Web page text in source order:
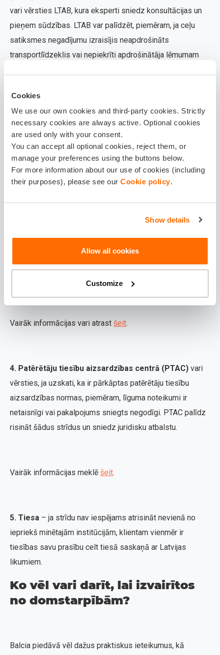
Cookies
We use our own cookies and third-party cookies. Strictly
necessary cookies are always active. Optional cookies
are used only with your consent.
You can accept all optional cookies, reject them, or
manage your preferences using the buttons below.
For more information about our use of cookies (including
their purposes), please see our Cookie policy.
Show details
Allow all cookies
Customize
vari vērsties LTAB, kura eksperti sniedz konsultācijas un
pieņem sūdzības. LTAB var palīdzēt, piemēram, ja ceļu
satiksmes negadījumu izraisījis neapdrošināts
transportlīdzeklis vai nepiekrīti apdrošinātāja lēmumam
Sūdzību LTAB var iesniegtšeit.
3. Latvijas Banka– uzrauga apdrošināšanas uzņēmumu
darbību un normatīvo aktu ievērošanu. Lai gan banka
izvērtēt pārkāpumus un piemērot sankcijas, ja tiek
konstatēta rīcība, kas neatbilst likumam. Piemēram,
prasībām, apdrošinātājs nesniedz klientam informāciju,
kas tam pienākas, vai nepieņem lēmumu noteiktajā
Vairāk informācijas vari atrast šeit.
4. Patērētāju tiesību aizsardzības centrā (PTAC) vari
vērsties, ja uzskati, ka ir pārkāptas patērētāju tiesību
aizsardzības normas, piemēram, līguma noteikumi ir
netaisnīgi vai pakalpojums sniegts negodīgi. PTAC palīdz
risināt šādus strīdus un sniedz juridisku atbalstu.
Vairāk informācijas meklē šeit.
5. Tiesa – ja strīdu nav iespējams atrisināt nevienā no
iepriekš minētajām institūcijām, klientam vienmēr ir
tiesības savu prasību celt tiesā saskaņā ar Latvijas
likumiem.
Ko vēl vari darīt, lai izvairītos
no domstarpībām?
Balcia piedāvā vēl dažus praktiskus ieteikumus, kā